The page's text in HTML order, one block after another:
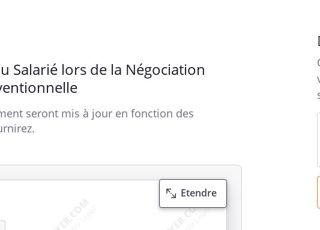
Salarié lors de la Négociation
seront mis à jour en fonction des
Etendre